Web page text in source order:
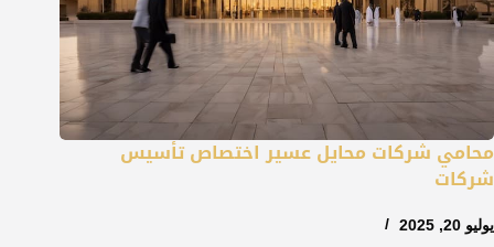
محامي شركات محايل عسير اختصاص تأسيس
شركات
يوليو 20, 2025